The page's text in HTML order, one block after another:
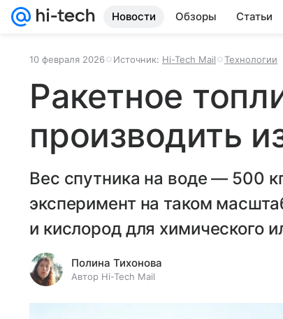
Новости Обзоры Статьи
10 февраля 2026 Источник: Hi-Tech Mail Технологии
Ракетное
производить
Вес спутника на воде — 500
эксперимент на таком
и кислород для химического
Полина Тихонова
Автор Hi-Tech Mail